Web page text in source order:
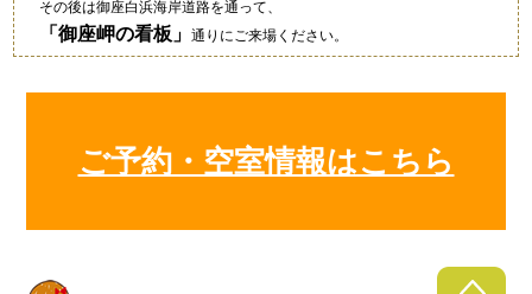
その後は御座白浜海岸道路を通って、
「 御座岬の看板 」 通りにご来場ください。
狼のイラストの入ったワンポ
ご予約・空室情報はこちら